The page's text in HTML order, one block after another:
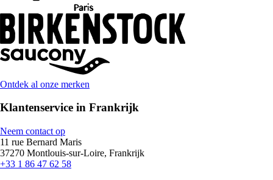
Ontdek al onze merken
Klantenservice in Frankrijk
Neem contact op
11 rue Bernard Maris
37270 Montlouis-sur-Loire, Frankrijk
+33 1 86 47 62 58